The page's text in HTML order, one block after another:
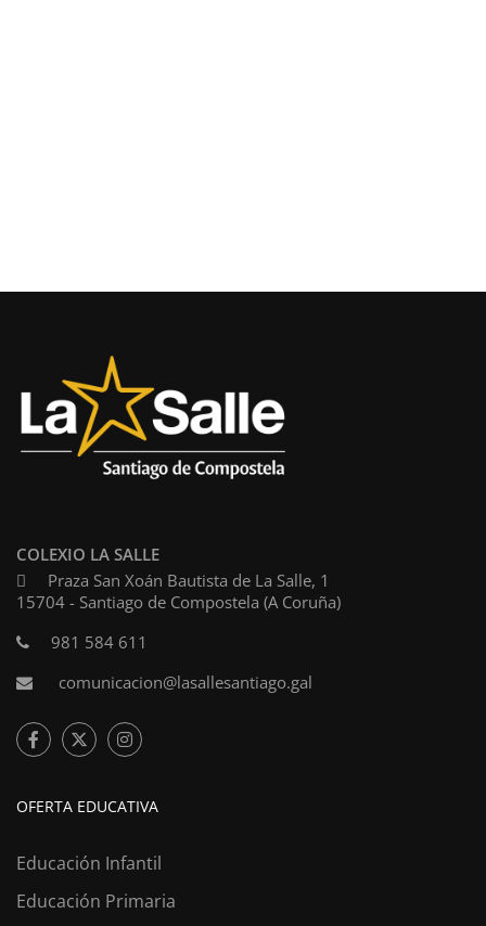
COLEXIO LA SALLE
Praza San Xoán Bautista de La Salle, 1
15704 - Santiago de Compostela (A Coruña)
981 584 611
comunicacion@lasallesantiago.gal
OFERTA EDUCATIVA
Educación Infantil
Educación Primaria